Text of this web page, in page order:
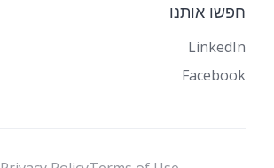
חפשו אותנו
LinkedIn
Facebook